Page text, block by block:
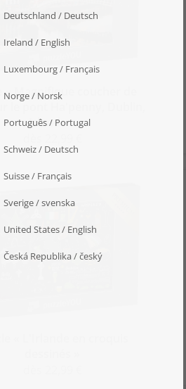
« Magnifique coucher de
le pont Ha'penny, Dublin,
Irlande »